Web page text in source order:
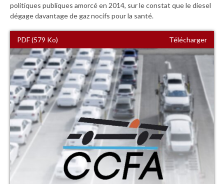
politiques publiques amorcé en 2014, sur le constat que le diesel
dégage davantage de gaz nocifs pour la santé.
PDF (579 Ko) Télécharger